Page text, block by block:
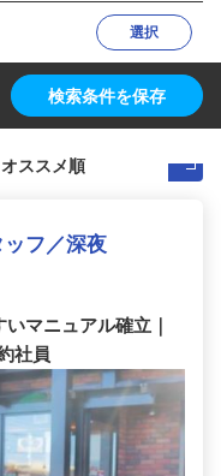
選択
検索条件を保存
フ／深夜
マニュアル確立｜
社員